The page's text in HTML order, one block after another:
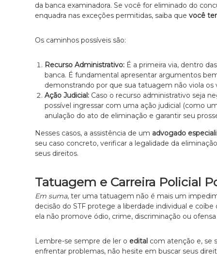
da banca examinadora. Se você for eliminado do
enquadra nas exceções permitidas, saiba que você
Os caminhos possíveis são:
Recurso Administrativo: É a primeira via, dentro
banca. É fundamental apresentar argumentos
demonstrando por que sua tatuagem não viola os
Ação Judicial: Caso o recurso administrativo seja
possível ingressar com uma ação judicial (como
anulação do ato de eliminação e garantir seu
Nesses casos, a assistência de um advogado
seu caso concreto, verificar a legalidade da
seus direitos.
Tatuagem e Carreira Policial
Em suma, ter uma tatuagem não é mais um
decisão do STF protege a liberdade individual e
ela não promove ódio, crime, discriminação ou
Lembre-se sempre de ler o edital com atenção e, se
enfrentar problemas, não hesite em buscar seus